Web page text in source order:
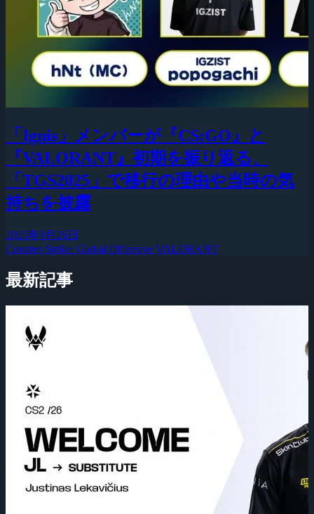
「Ignis」メンバーが『CS:GO』と
『VALORANT』初期を振り返る、
「TGS2025」で移行の理由や当時の気
持ちを披露
2025年9月26日
Counter-Strike: Global Offensive VALORANT
最新記事